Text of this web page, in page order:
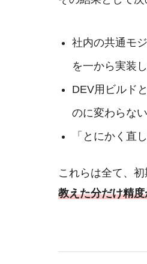
社内の共通モ
を一から実装
DEV用ビルド
のに変わらな
「とにかく直
これらは全て、
教えた分だけ精